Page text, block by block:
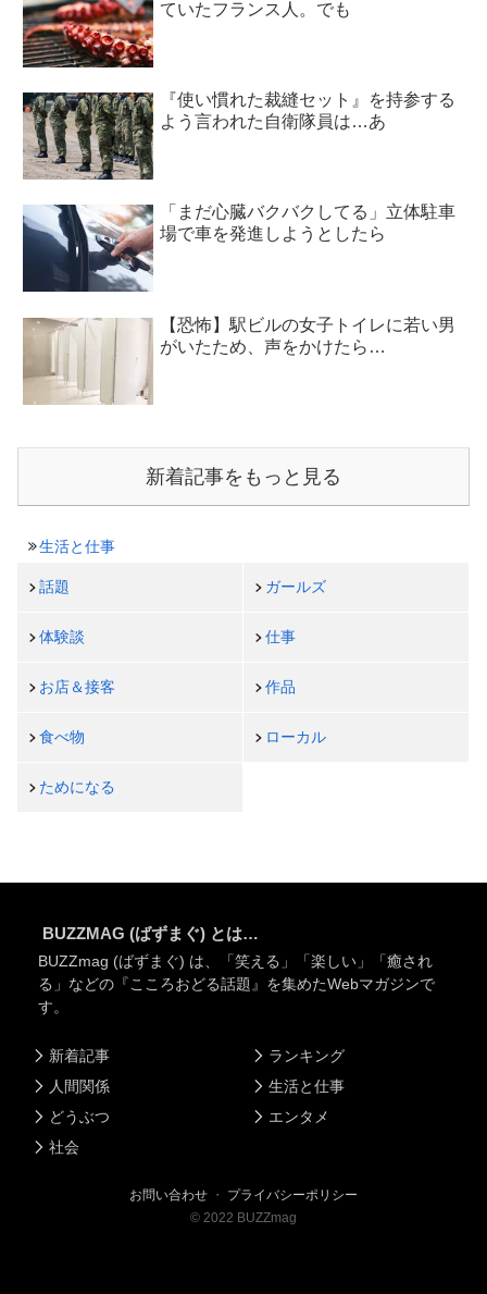
ていたフランス人。でも
『使い慣れた裁縫セット』を持参する
よう言われた自衛隊員は…あ
「まだ心臓バクバクしてる」立体駐車
場で車を発進しようとしたら
【恐怖】駅ビルの女子トイレに若い男
がいたため、声をかけたら…
新着記事をもっと見る
生活と仕事
話題 ガールズ
体験談 仕事
お店＆接客 作品
食べ物 ローカル
ためになる
BUZZMAG (ばずまぐ) とは…
BUZZmag (ばずまぐ) は、「笑える」「楽しい」「癒され
る」などの『こころおどる話題』を集めたWebマガジンで
す。
新着記事
人間関係
どうぶつ
社会
ランキング
生活と仕事
エンタメ
お問い合わせ ・ プライバシーポリシー
© 2022 BUZZmag